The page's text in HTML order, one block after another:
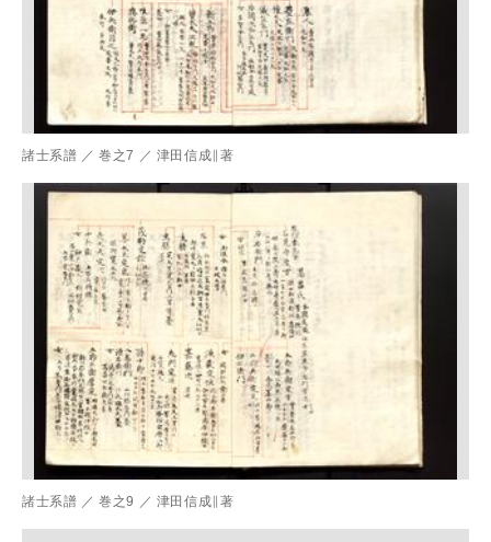
諸士系譜 ／ 巻之7 ／ 津田信成∥著
諸士系譜 ／ 巻之9 ／ 津田信成∥著